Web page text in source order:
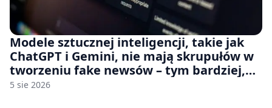
Modele sztucznej inteligencji, takie jak
ChatGPT i Gemini, nie mają skrupułów w
tworzeniu fake newsów – tym bardziej,
jeśli rozmawiasz z nimi po polsku
5 sie 2026